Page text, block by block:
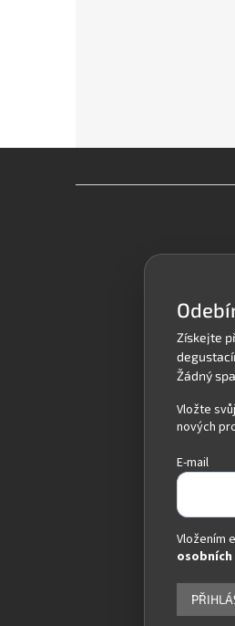
Vložte
nových
E-mail
Vložením
osobních